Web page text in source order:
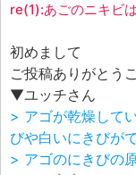
ご登録情報
ご紹介(アフェリエ
エフェ研究所につ
お問い合わせフォ
re(1):あごのニキビ
初めまして
ご投稿ありがとう
▼ユッチさん
> アゴが乾燥して
びや白いにきびが
> アゴのにきびの